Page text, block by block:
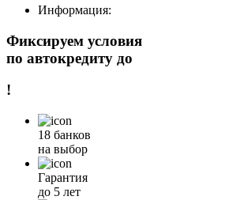
Информация:
Фиксируем условия
по автокредиту до
!
18 банков
на выбор
Гарантия
до 5 лет